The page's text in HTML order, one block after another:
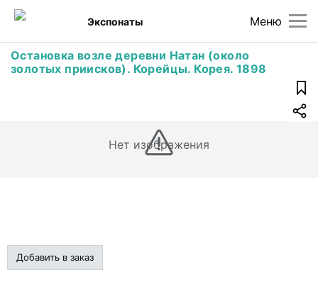
Меню
Экспонаты
Остановка возле деревни Натан (около
золотых приисков). Корейцы. Корея. 1898
Нет изображения
Добавить в заказ